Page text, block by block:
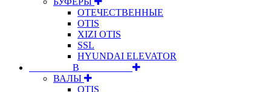
ОТЕЧЕСТВЕННЫЕ
OTIS
XIZI OTIS
SSL
HYUNDAI ELEVATOR
⠀⠀⠀⠀⠀⠀В⠀⠀⠀⠀⠀⠀⠀
ВАЛЫ
OTIS